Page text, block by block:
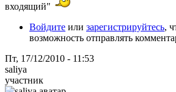
входящий"
Войдите или зарегистрируйтесь,
возможность отправлять
Пт, 17/12/2010 - 11:53
saliya
участник